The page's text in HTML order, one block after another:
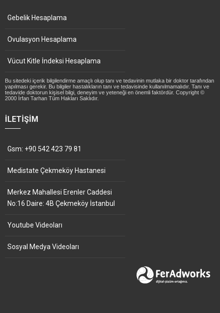
Gebelik Hesaplama
Ovulasyon Hesaplama
Vücut Kitle İndeksi Hesaplama
Bu sitedeki içerik bilgilendirme amaçlı olup tanı ve tedavinin mutlaka bir doktor tarafından
yapılması gerekir. Bu bilgiler hastalıkların tanı ve tedavisinde kullanılmamalıdır. Tanı ve
tedavide doktorun kişisel bilgi, deneyim ve yeteneği en önemli faktördür. Copyright ©
2000 İrfan Tarhan Tüm Hakları Saklıdır.
İLETIŞIM
Gsm: +90 542 423 79 81
Medistate Çekmeköy Hastanesi
Merkez Mahallesi Erenler Caddesi
No:16 Daire: 4B Çekmeköy İstanbul
Youtube Videoları
Sosyal Medya Videoları